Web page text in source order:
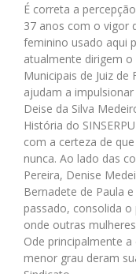
É correta a
37 anos com o vigor
feminino usado aqui
atualmente dirigem o
Municipais de Juiz
ajudam a
Deise da Silva
História do
com a certeza de
nunca. Ao lado das
Pereira, Denise
Bernadete de Paula
passado, consolida
onde outras
Ode principalmente
menor grau deram